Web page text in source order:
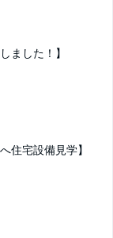
ました！】
住宅設備見学】